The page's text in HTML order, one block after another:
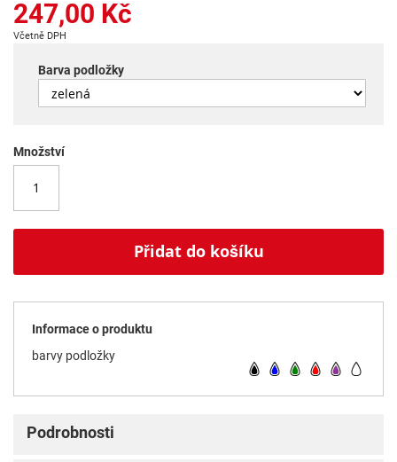
začátek
galerie
obrázky
247,00 Kč
Včetně DPH
Barva podložky
Množství
Přidat do košíku
Informace o produktu
barvy podložky
Podrobnosti